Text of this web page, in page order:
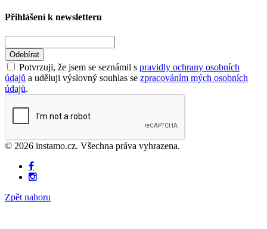
Přihlášení k newsletteru
Odebírat
Potvrzuji, že jsem se seznámil s pravidly ochrany osobních
údajů a uděluji výslovný souhlas se zpracováním mých osobních
údajů.
© 2026 instamo.cz. Všechna práva vyhrazena.
Zpět nahoru